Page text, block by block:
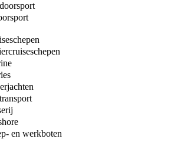
en werkboten